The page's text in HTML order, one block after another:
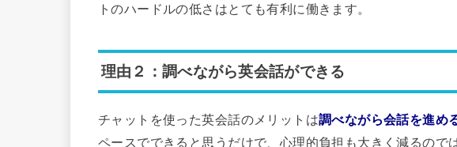
トのハードルの低さはとても有利に働きます。
理由２：調べながら英会話ができる
チャットを使った英会話のメリットは調べながら会話を進め
ペースでできると思うだけで、心理的負担も大きく減るので